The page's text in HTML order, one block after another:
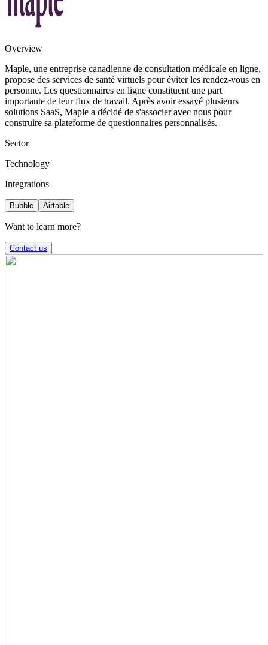
Overview
Maple, une entreprise canadienne de consultation médicale en ligne,
propose des services de santé virtuels pour éviter les rendez-vous en
personne. Les questionnaires en ligne constituent une part
importante de leur flux de travail. Après avoir essayé plusieurs
solutions SaaS, Maple a décidé de s'associer avec nous pour
construire sa plateforme de questionnaires personnalisés.
Sector
Technology
Integrations
Bubble Airtable
Want to learn more?
Contact us